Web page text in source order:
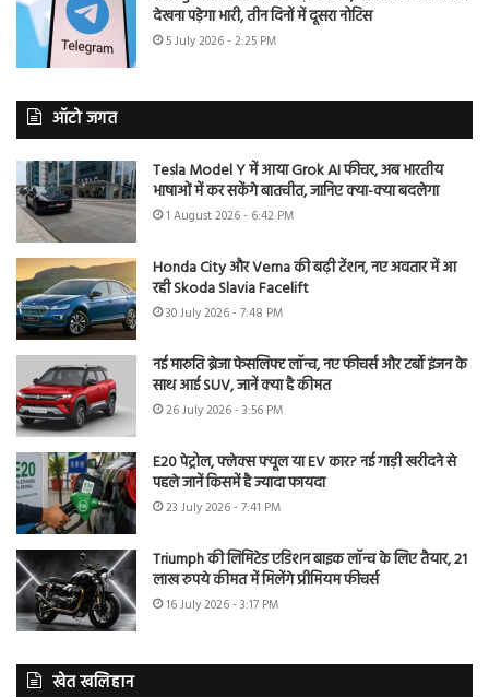
देखना पड़ेगा भारी, तीन दिनों में दूसरा नोटिस
5 July 2026 - 2:25 PM
ऑटो जगत
Tesla Model Y में आया Grok AI फीचर, अब भारतीय
भाषाओं में कर सकेंगे बातचीत, जानिए क्या-क्या बदलेगा
1 August 2026 - 6:42 PM
Honda City और Verna की बढ़ी टेंशन, नए अवतार में आ
रही Skoda Slavia Facelift
30 July 2026 - 7:48 PM
नई मारुति ब्रेजा फेसलिफ्ट लॉन्च, नए फीचर्स और टर्बो इंजन के
साथ आई SUV, जानें क्या है कीमत
26 July 2026 - 3:56 PM
E20 पेट्रोल, फ्लेक्स फ्यूल या EV कार? नई गाड़ी खरीदने से
पहले जानें किसमें है ज्यादा फायदा
23 July 2026 - 7:41 PM
Triumph की लिमिटेड एडिशन बाइक लॉन्च के लिए तैयार, 21
लाख रुपये कीमत में मिलेंगे प्रीमियम फीचर्स
16 July 2026 - 3:17 PM
खेत खलिहान